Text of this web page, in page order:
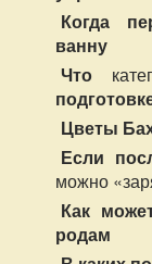
Когда
ванну
Что
Цветы
Если
можно
Как
родам